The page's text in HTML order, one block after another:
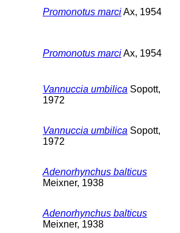
Promonotus marciAx, 1954
Promonotus marciAx, 1954
Vannuccia umbilica Sopott,
1972
Vannuccia umbilica Sopott,
1972
Adenorhynchus balticus
Meixner, 1938
Adenorhynchus balticus
Meixner, 1938